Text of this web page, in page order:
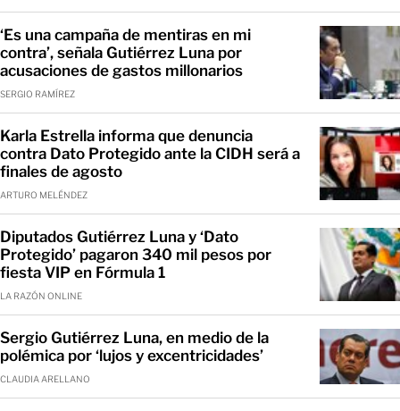
‘Es una campaña de mentiras en mi
contra’, señala Gutiérrez Luna por
acusaciones de gastos millonarios
SERGIO RAMÍREZ
Karla Estrella informa que denuncia
contra Dato Protegido ante la CIDH será a
finales de agosto
ARTURO MELÉNDEZ
Diputados Gutiérrez Luna y ‘Dato
Protegido’ pagaron 340 mil pesos por
fiesta VIP en Fórmula 1
LA RAZÓN ONLINE
Sergio Gutiérrez Luna, en medio de la
polémica por ‘lujos y excentricidades’
CLAUDIA ARELLANO